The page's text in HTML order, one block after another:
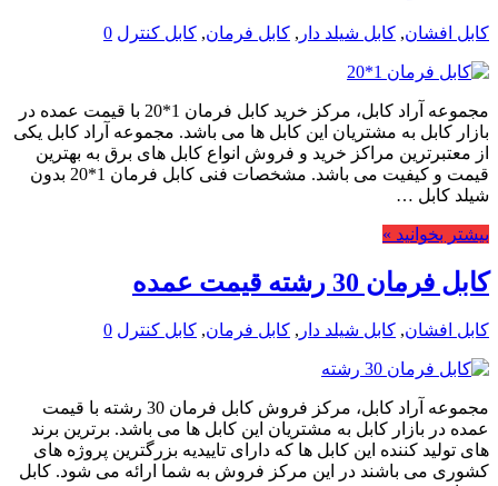
کابل افشان, کابل شیلد دار , کابل فرمان, کابل کنترل 0
مجموعه آراد کابل، مرکز خرید کابل فرمان 1*20 با قیمت عمده در
بازار کابل به مشتریان این کابل ها می باشد. مجموعه آراد کابل یکی
از معتبرترین مراکز خرید و فروش انواع کابل های برق به بهترین
قیمت و کیفیت می باشد. مشخصات فنی کابل فرمان 1*20 بدون
شیلد کابل …
بیشتر بخوانید »
کابل فرمان 30 رشته قیمت عمده
کابل افشان, کابل شیلد دار , کابل فرمان, کابل کنترل 0
مجموعه آراد کابل، مرکز فروش کابل فرمان 30 رشته با قیمت
عمده در بازار کابل به مشتریان این کابل ها می باشد. برترین برند
های تولید کننده این کابل ها که دارای تاییدیه بزرگترین پروژه های
کشوری می باشند در این مرکز فروش به شما ارائه می شود. کابل